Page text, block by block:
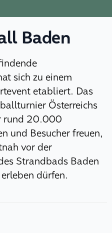
Baden
sich zu einem
etabliert. Das
Österreichs
rund 20.000
und Besucher freuen,
vor der
Strandbads Baden
dürfen.